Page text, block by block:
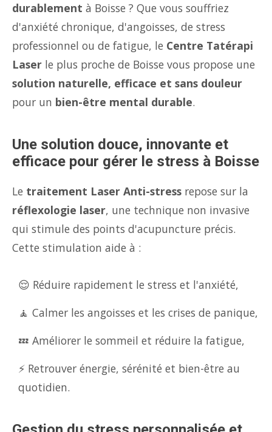
durablement à Boisse ? Que vous souffriez
d'anxiété chronique, d'angoisses, de stress
professionnel ou de fatigue, le Centre Tatérapi
Laser le plus proche de Boisse vous propose une
solution naturelle, efficace et sans douleur
pour un bien-être mental durable.
Une solution douce, innovante et
efficace pour gérer le stress à Boisse
Le traitement Laser Anti-stress repose sur la
réflexologie laser, une technique non invasive
qui stimule des points d'acupuncture précis.
Cette stimulation aide à :
😌 Réduire rapidement le stress et l'anxiété,
🧘 Calmer les angoisses et les crises de panique,
💤 Améliorer le sommeil et réduire la fatigue,
⚡ Retrouver énergie, sérénité et bien-être au
quotidien.